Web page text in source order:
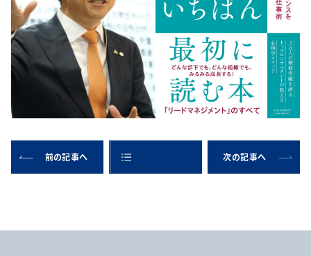
前の記事へ 次の記事へ